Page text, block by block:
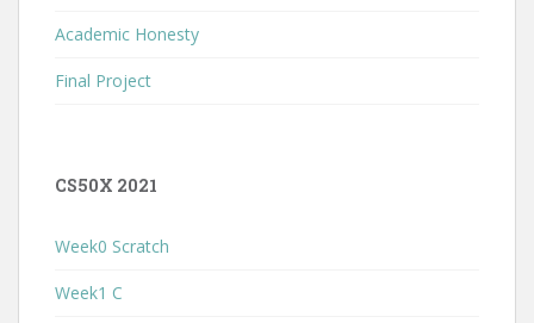
Academic Honesty
Final Project
CS50X 2021
Week0 Scratch
Week1 C